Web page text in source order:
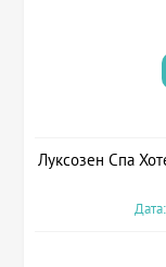
Луксозен Спа